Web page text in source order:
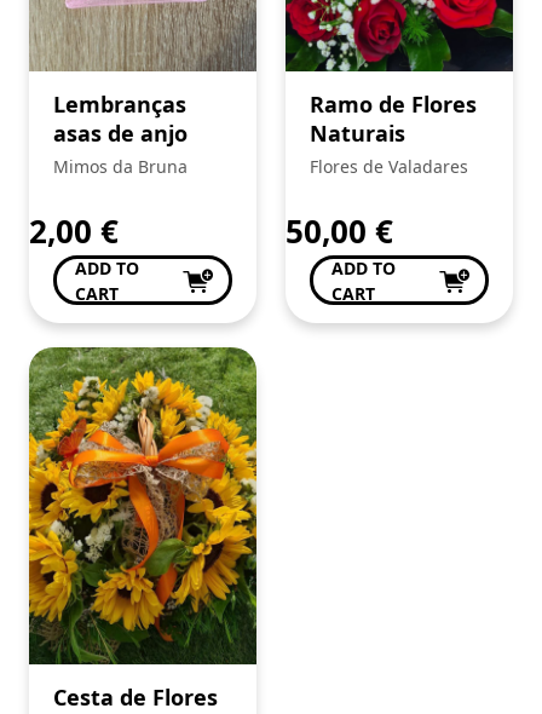
Lembranças
asas de anjo
Mimos da Bruna
2,00 €
ADD TO
CART
Ramo de Flores
Naturais
Flores de Valadares
50,00 €
ADD TO
CART
Cesta de Flores